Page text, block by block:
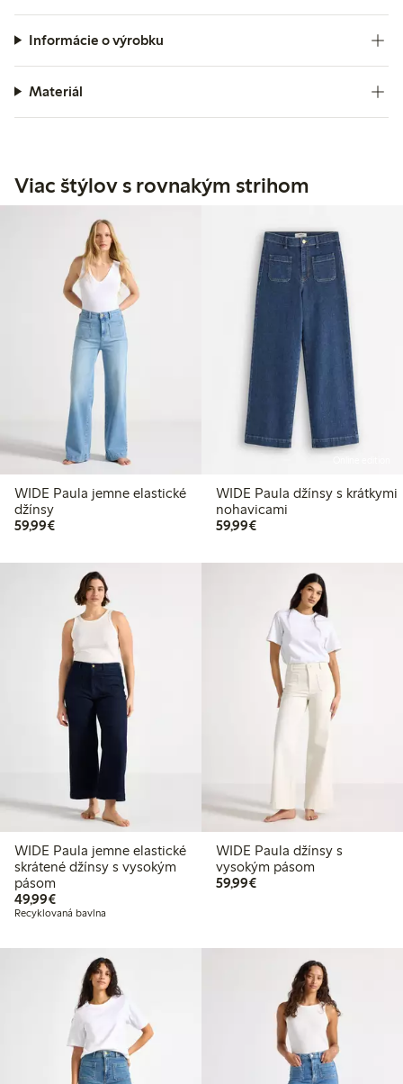
Informácie o výrobku
Materiál
Viac štýlov s rovnakým strihom
WIDE Paula jemne elastické
džínsy
59,99€59,99 €
WIDE Paula džínsy s krátkymi
nohavicami
59,99€59,99 €
WIDE Paula jemne elastické
skrátené džínsy s vysokým
pásom
49,99€49,99 €
Recyklovaná bavlna
WIDE Paula džínsy s
vysokým pásom
59,99€59,99 €